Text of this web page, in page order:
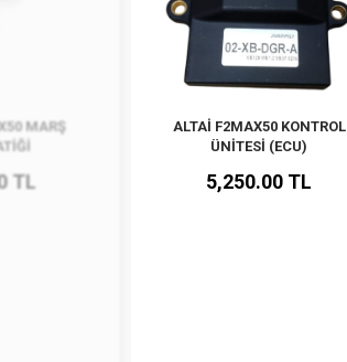
MARŞ
TL
ALTAİ F2MAX50 KONTROL
ÜNİTESİ (ECU)
5,250.00 TL